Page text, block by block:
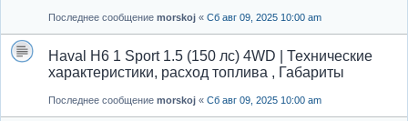
Последнее сообщение morskoj « Сб авг 09, 2025 10:00 am
Haval H6 1 Sport 1.5 (150 лс) 4WD | Технические
характеристики, расход топлива , Габариты
Последнее сообщение morskoj « Сб авг 09, 2025 10:00 am